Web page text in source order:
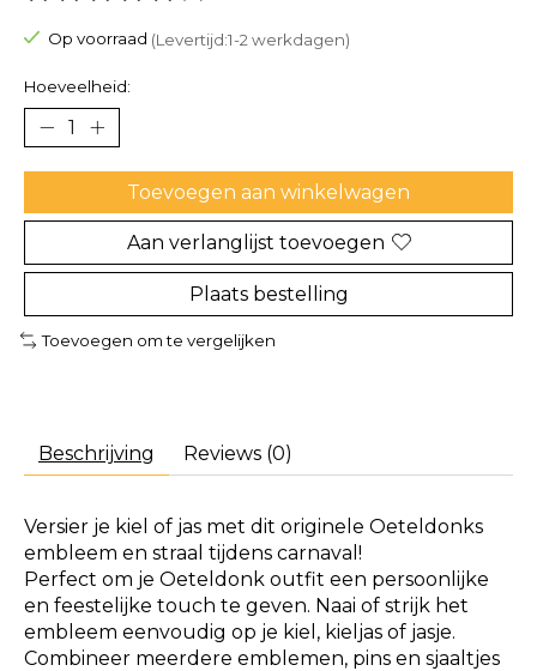
Op voorraad (Levertijd:1-2 werkdagen)
Hoeveelheid:
Toevoegen aan winkelwagen
Aan verlanglijst toevoegen
Plaats bestelling
Toevoegen om te vergelijken
Beschrijving Reviews (0)
Versier je kiel of jas met dit originele Oeteldonks
embleem en straal tijdens carnaval!
Perfect om je Oeteldonk outfit een persoonlijke
en feestelijke touch te geven. Naai of strijk het
embleem eenvoudig op je kiel, kieljas of jasje.
Combineer meerdere emblemen, pins en sjaaltjes